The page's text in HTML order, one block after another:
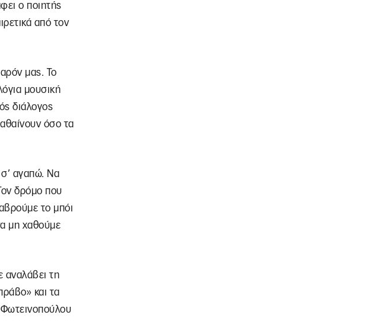
ο ποιητής
από τον
μας. Το
μουσική
διάλογος
όσο τα
σ’ αγαπώ. Να
δρόμο που
το μπόι
μη χαθούμε
αναλάβει τη
και τα
Φωτεινοπούλου